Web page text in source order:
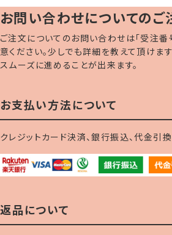
お問い合わせについてのご
ご注文についてのお問い合わせは「受注番
意ください。少しでも詳細を教えて頂けま
スムーズに進めることが出来ます。
お支払い方法について
クレジットカード決済、銀行振込、代金引
返品について